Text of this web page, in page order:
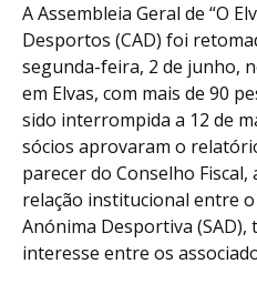
A Assembleia Geral de “O
Desportos (CAD) foi
segunda-feira, 2 de junho,
em Elvas, com mais de 90
sido interrompida a 12 de
sócios aprovaram o
parecer do Conselho Fiscal,
relação institucional entre o
Anónima Desportiva (SAD),
interesse entre os